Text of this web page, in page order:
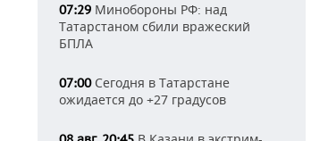
07:29 Минобороны РФ: над
Татарстаном сбили вражеский
БПЛА
07:00Сегодня в Татарстане
ожидается до +27 градусов